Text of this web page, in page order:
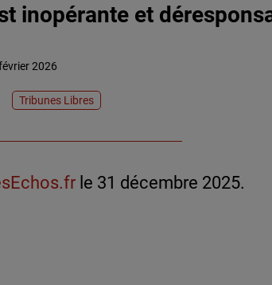
inopérante et
2026
Tribunes Libres
le 31 décembre 2025.